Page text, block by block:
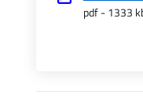
pdf - 1333